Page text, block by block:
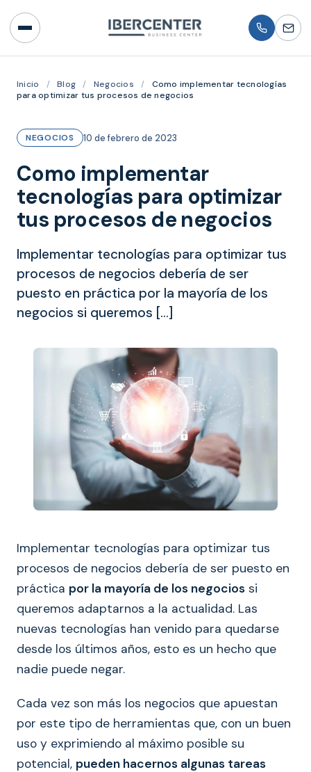
Inicio / Blog / Negocios /
Como implementar tecnologías
para optimizar tus procesos de negocios
NEGOCIOS 10 de febrero de 2023
Como implementar
tecnologías para optimizar
tus procesos de negocios
Implementar tecnologías para optimizar tus
procesos de negocios debería de ser
puesto en práctica por la mayoría de los
negocios si queremos […]
Implementar tecnologías para optimizar tus
procesos de negocios debería de ser puesto en
práctica por la mayoría de los negocios si
queremos adaptarnos a la actualidad. Las
nuevas tecnologías han venido para quedarse
desde los últimos años, esto es un hecho que
nadie puede negar.
Cada vez son más los negocios que apuestan
por este tipo de herramientas que, con un buen
uso y exprimiendo al máximo posible su
potencial, pueden hacernos algunas tareas